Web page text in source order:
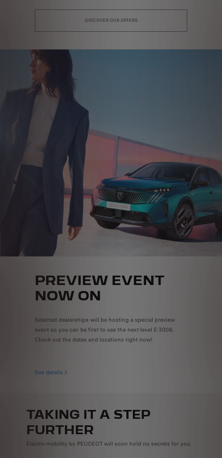
DISCOVER OUR OFFERS
PREVIEW EVENT
NOW ON
Selected dealerships will be hosting a special preview
event so you can be first to see the next-level E-3008.
Check out the dates and locations right now!
See details
TAKING IT A STEP
FURTHER
Electro-mobility by PEUGEOT will soon hold no secrets for you.